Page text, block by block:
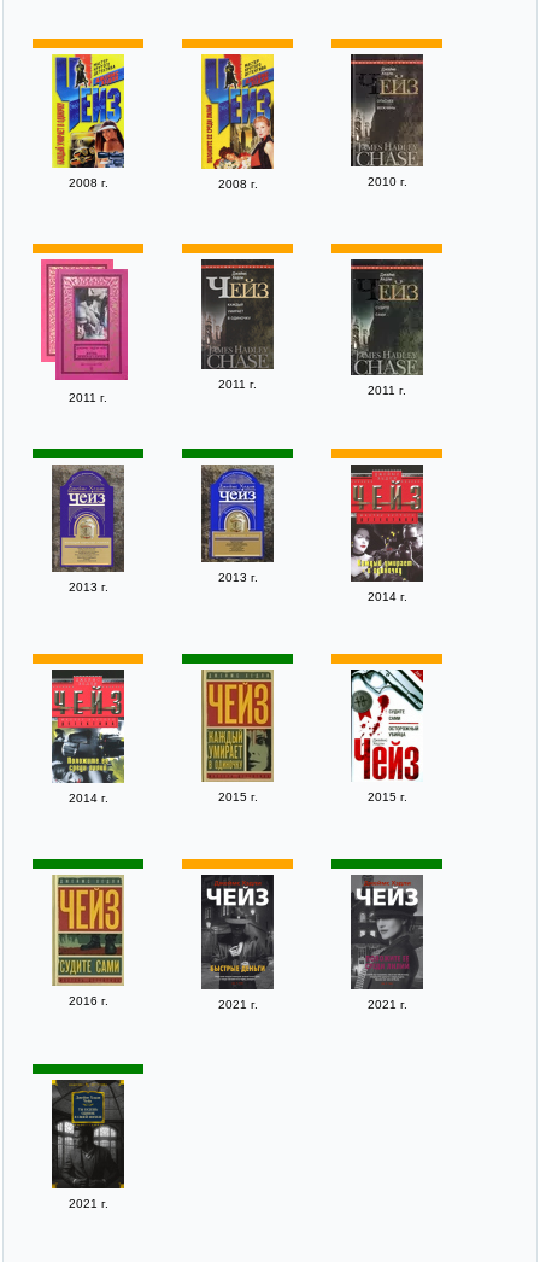
2008 г. 2008 г. 2010 г.
2011 г.
2011 г. 2011 г.
2013 г.
2013 г.
2014 г.
2014 г. 2015 г. 2015 г.
2016 г. 2021 г. 2021 г.
2021 г.